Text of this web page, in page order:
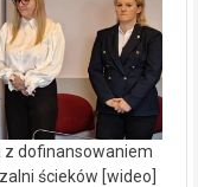
z dofinansowaniem
ścieków [wideo]